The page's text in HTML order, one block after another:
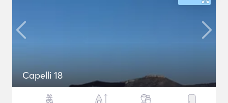
Capelli 18